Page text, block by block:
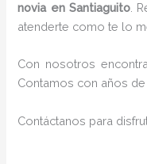
novia en Santiaguito.
atenderte como te lo
Con nosotros
Contamos con años
Contáctanos para